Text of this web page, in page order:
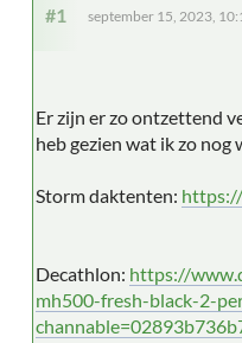
#1 september 15, 2023,
Er zijn er zo ontzettend
heb gezien wat ik zo nog
Storm daktenten:
Decathlon: https://
mh500-fresh-black-2-